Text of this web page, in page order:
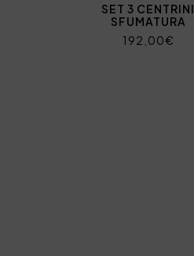
SET 3 CENTRINI
SFUMATURA
192,00€